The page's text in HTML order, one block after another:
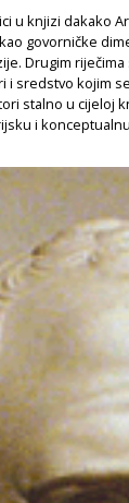
u knjizi dakako
govorničke
Drugim
i sredstvo kojim
stalno u cijeloj
i